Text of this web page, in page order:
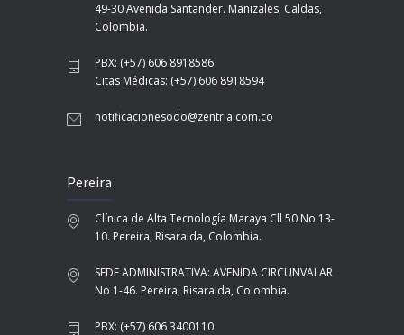
49-30 Avenida Santander. Manizales, Caldas,
Colombia.
PBX: (+57) 606 8918586
Citas Médicas: (+57) 606 8918594
notificacionesodo@zentria.com.co
Pereira
Clínica de Alta Tecnología Maraya Cll 50 No 13-
10. Pereira, Risaralda, Colombia.
SEDE ADMINISTRATIVA: AVENIDA CIRCUNVALAR
No 1-46. Pereira, Risaralda, Colombia.
PBX: (+57) 606 3400110